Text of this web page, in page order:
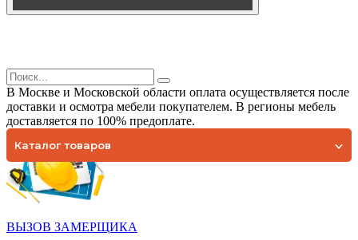
В Москве и Московской области оплата осуществляется после
доставки и осмотра мебели покупателем. В регионы мебель
доставляется по 100% предоплате.
Каталог товаров
ВЫЗОВ ЗАМЕРЩИКА